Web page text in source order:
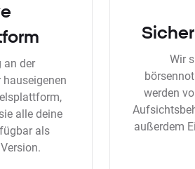
an der
alle deine
als
Wir
werden
außerdem